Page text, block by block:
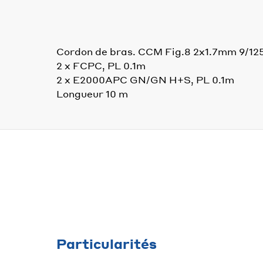
Cordon de bras. CCM Fig.8 2x1.7mm 9/
2 x FCPC, PL 0.1m
2 x E2000APC GN/GN H+S, PL 0.1m
Longueur 10 m
Particularités